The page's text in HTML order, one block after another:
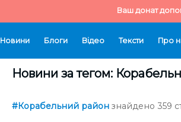
Ваш донат
Новини Блоги Відео Тексти Про
Новини за тегом:
#Корабельний район знайдено 359